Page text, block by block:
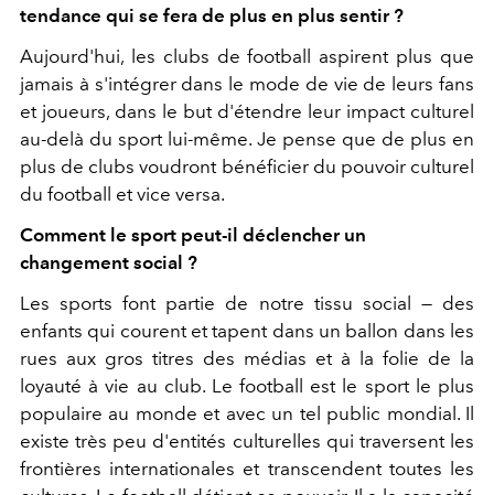
tendance qui se fera de plus en plus sentir ?
Aujourd'hui, les clubs de football aspirent plus que
jamais à s'intégrer dans le mode de vie de leurs fans
et joueurs, dans le but d'étendre leur impact culturel
au-delà du sport lui-même. Je pense que de plus en
plus de clubs voudront bénéficier du pouvoir culturel
du football et vice versa.
Comment le sport peut-il déclencher un
changement social ?
Les sports font partie de notre tissu social — des
enfants qui courent et tapent dans un ballon dans les
rues aux gros titres des médias et à la folie de la
loyauté à vie au club. Le football est le sport le plus
populaire au monde et avec un tel public mondial. Il
existe très peu d'entités culturelles qui traversent les
frontières internationales et transcendent toutes les